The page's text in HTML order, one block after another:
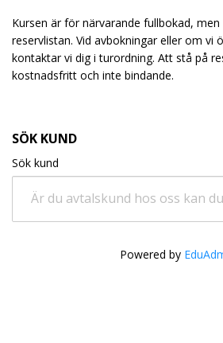
Kursen är för närvarande fullbokad,
reservlistan. Vid avbokningar eller om vi
kontaktar vi dig i turordning. Att stå på
kostnadsfritt och inte bindande.
SÖK KUND
Sök kund
Är du avtalskund hos oss kan
Powered by